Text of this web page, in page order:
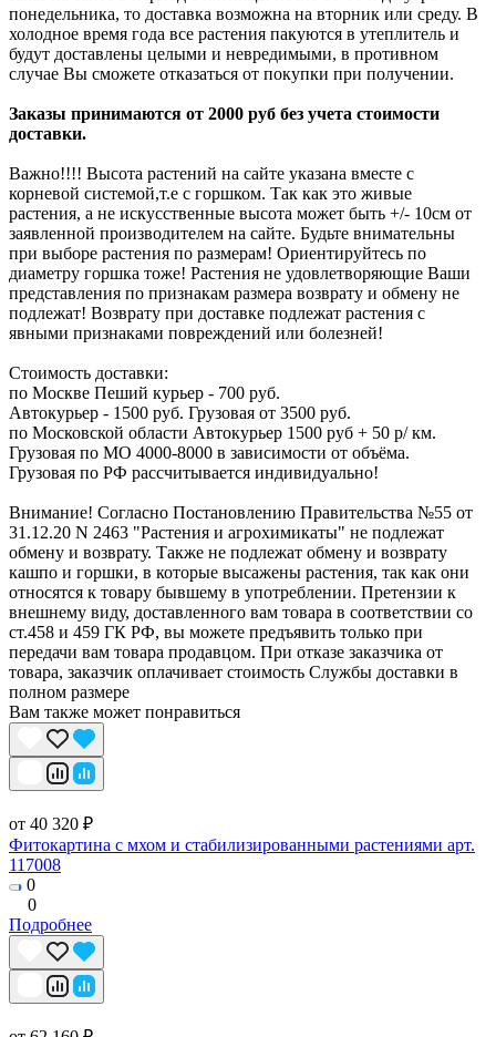
понедельника, то доставка возможна на вторник или среду. В
холодное время года все растения пакуются в утеплитель и
будут доставлены целыми и невредимыми, в противном
случае Вы сможете отказаться от покупки при получении.
Заказы принимаются от 2000 руб без учета стоимости
доставки.
Важно!!!! Высота растений на сайте указана вместе с
корневой системой,т.е с горшком. Так как это живые
растения, а не искусственные высота может быть +/- 10см от
заявленной производителем на сайте. Будьте внимательны
при выборе растения по размерам! Ориентируйтесь по
диаметру горшка тоже! Растения не удовлетворяющие Ваши
представления по признакам размера возврату и обмену не
подлежат! Возврату при доставке подлежат растения с
явными признаками повреждений или болезней!
Стоимость доставки:
по Москве Пеший курьер - 700 руб.
Автокурьер - 1500 руб. Грузовая от 3500 руб.
по Московской области Автокурьер 1500 руб + 50 р/ км.
Грузовая по МО 4000-8000 в зависимости от объёма.
Грузовая по РФ рассчитывается индивидуально!
Внимание! Согласно Постановлению Правительства №55 от
31.12.20 N 2463 "Растения и агрохимикаты" не подлежат
обмену и возврату. Также не подлежат обмену и возврату
кашпо и горшки, в которые высажены растения, так как они
относятся к товару бывшему в употреблении. Претензии к
внешнему виду, доставленного вам товара в соответствии со
ст.458 и 459 ГК РФ, вы можете предъявить только при
передачи вам товара продавцом. При отказе заказчика от
товара, заказчик оплачивает стоимость Службы доставки в
полном размере
Вам также может понравиться
от 40 320 ₽
Фитокартина с мхом и стабилизированными растениями арт.
117008
0
0
Подробнее